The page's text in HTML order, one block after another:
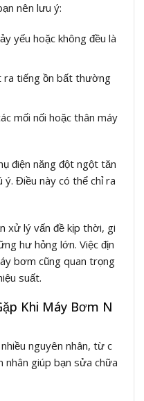
nên lưu ý:
yếu hoặc không đều là
ra tiếng ồn bất thường
mối nối hoặc thân máy
điện năng đột ngột tăn
ý. Điều này có thể chỉ ra
xử lý vấn đề kịp thời, gi
hư hỏng lớn. Việc địn
bơm cũng quan trọng
suất.
Khi Máy Bơm N
nguyên nhân, từ c
nhân giúp bạn sửa chữa